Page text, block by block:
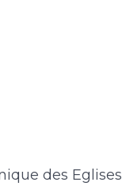
des Eglises